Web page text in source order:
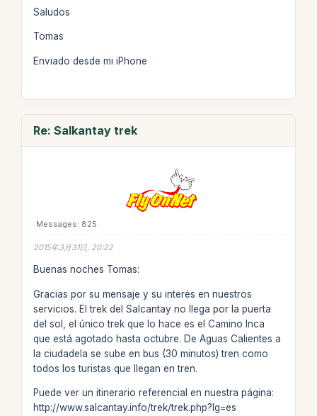
Saludos
Tomas
Enviado desde mi iPhone
Re: Salkantay trek
Messages: 825
2015年3月31日, 20:22
Buenas noches Tomas:
Gracias por su mensaje y su interés en nuestros
servicios. El trek del Salcantay no llega por la puerta
del sol, el único trek que lo hace es el Camino Inca
que está agotado hasta octubre. De Aguas Calientes a
la ciudadela se sube en bus (30 minutos) tren como
todos los turistas que llegan en tren.
Puede ver un itinerario referencial en nuestra página:
http://www.salcantay.info/trek/trek.php?lg=es